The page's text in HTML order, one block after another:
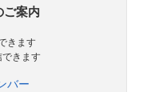
ご案内
きます
できます
バー